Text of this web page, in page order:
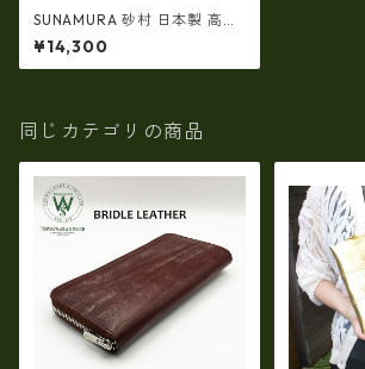
SUNAMURA 砂村 日本製 高級
シャークレザー ラウンドファ
スナーコインケース 小銭入れ
（ly1302）
¥14,300
同じカテゴリの商品